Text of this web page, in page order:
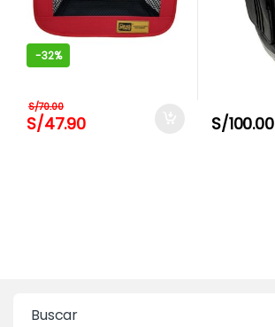
-32%
S/47.90
S/70.00
S/100.00
Buscar